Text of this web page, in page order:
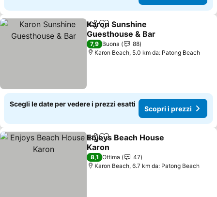
CondividiAggiungi ai preferiti
Karon Sunshine
Guesthouse & Bar
Scopri i prezzi
7,9 Buona
88
Karon Beach, 5.0 km da: Patong Beach
Scegli le date per vedere i prezzi esatti
Scopri i prezzi
CondividiAggiungi ai preferiti
Enjoys Beach House
Karon
Scopri i prezzi
8,1 Ottima
47
Karon Beach, 6.7 km da: Patong Beach